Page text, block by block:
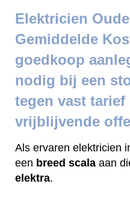
Elektricien
Gemiddelde
goedkoop
nodig bij een
tegen vast tarief
vrijblijvende
Als ervaren elektricien
een breed scala aan
elektra.